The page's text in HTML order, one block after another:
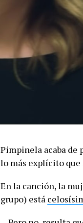
Pimpinela acaba de
lo más explícito
En la canción, la
grupo) está